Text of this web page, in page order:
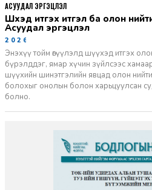
Шүүхэд итгэх итгэл ба олон нийтийн санаа бодол -
Асуудал эргэцүүлэл
2026-06-11
Энэхүү тойм өгүүлэлд шүүхэд итгэх
бүрэлддэг, ямар хүчин зүйлсээс
шүүхийн шинэтгэлийн явцад олон
болохыг онолын болон харьцуулсан
болно.
АСУУДАЛ ЭРГЭЦҮҮЛЭЛ